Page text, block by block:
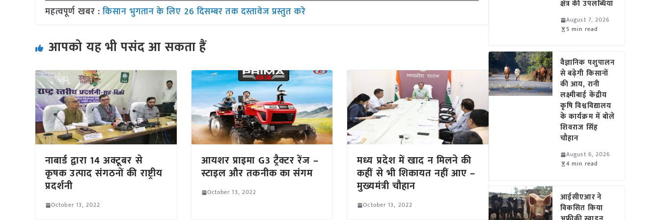
महत्वपूर्ण खबर :किसान भुगतान के लिए 26 दिसम्बर तक दस्तावेज प्रस्तुत करे
आपको यह भी पसंद आ सकता हैं
नाबार्ड द्वारा 14 अक्टूबर से
कृषक उत्पाद संगठनों की राष्ट्रीय
प्रदर्शनी
October 13, 2022
आयशर प्राइमा G3 ट्रैक्टर रेंज –
स्टाइल और तकनीक का संगम
October 13, 2022
मध्य प्रदेश में खाद न मिलने की
कहीं से भी शिकायत नहीं आए –
मुख्यमंत्री चौहान
October 13, 2022
क्षेत्र की उपलब्धियां
August 7, 2026
5 min read
वैज्ञानिक पशुपालन
से बढ़ेगी किसानों
की आय, रानी
लक्ष्मीबाई केंद्रीय
कृषि विश्वविद्यालय
के कार्यक्रम में बोले
शिवराज सिंह
चौहान
August 6, 2026
4 min read
आईसीएआर ने
विकसित किया